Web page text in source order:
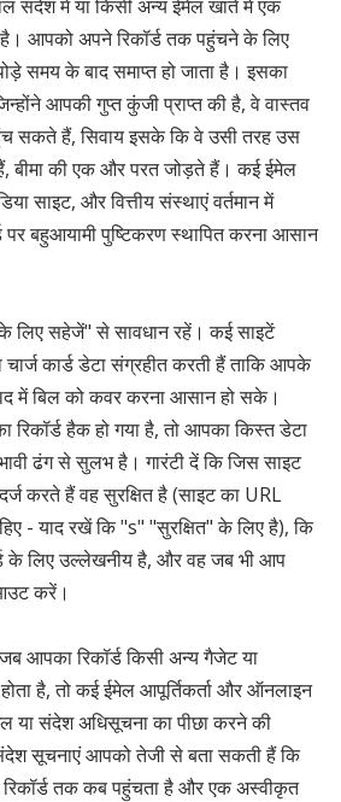
संदेश में या किसी अन्य ईमेल खाते में एक
आपको अपने रिकॉर्ड तक पहुंचने के लिए
समय के बाद समाप्त हो जाता है। इसका
आपकी गुप्त कुंजी प्राप्त की है, वे वास्तव
सकते हैं, सिवाय इसके कि वे उसी तरह उस
बीमा की एक और परत जोड़ते हैं। कई ईमेल
साइट, और वित्तीय संस्थाएं वर्तमान में
पर बहुआयामी पुष्टिकरण स्थापित करना आसान
लिए सहेजें" से सावधान रहें। कई साइटें
चार्ज कार्ड डेटा संग्रहीत करती हैं ताकि आपके
में बिल को कवर करना आसान हो सके।
रिकॉर्ड हैक हो गया है, तो आपका किस्त डेटा
ढंग से सुलभ है। गारंटी दें कि जिस साइट
करते हैं वह सुरक्षित है (साइट का URL
- याद रखें कि "s" "सुरक्षित" के लिए है), कि
के लिए उल्लेखनीय है, और वह जब भी आप
करें।
आपका रिकॉर्ड किसी अन्य गैजेट या
है, तो कई ईमेल आपूर्तिकर्ता और ऑनलाइन
या संदेश अधिसूचना का पीछा करने की
सूचनाएं आपको तेजी से बता सकती हैं कि
तक कब पहुंचता है और एक अस्वीकृत